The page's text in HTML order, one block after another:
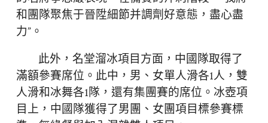
和團隊聚焦于晉陞細節并調劑好意態，盡心盡
力”。
此外，名堂溜冰項目方面，中國隊取得了
滿額參賽席位。此中，男、女單人滑各1人，雙
人滑和冰舞各1隊，還有集團賽的席位。冰壺項
目上，中國隊獲得了男團、女團項目標參賽標